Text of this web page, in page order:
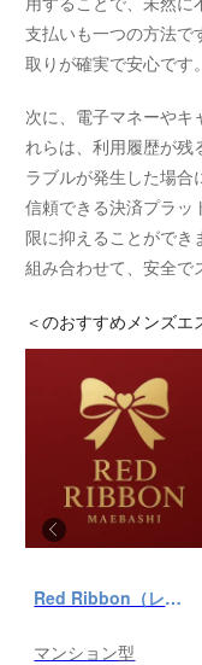
支払いも一つの方法で
取りが確実で安心です。
次に、電子マネーやキ
れらは、利用履歴が残
ラブルが発生した場合
信頼できる決済プラッ
限に抑えることができ
組み合わせて、安全で
＜のおすすめメンズエ
Red Ribbon（レッドリボン）前橋
マンション型